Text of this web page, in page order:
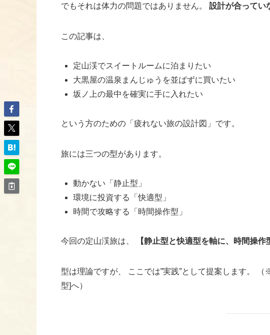
でもそれは体力の問題ではありません。 設計が合ってい
この記事は、
定山渓でスイートルームに泊まりたい
大黒屋の温泉まんじゅうを並ばずに買いたい
坂ノ上の最中を確実に手に入れたい
という方のための「疲れない旅の設計図」です。
旅には三つの型があります。
動かない「静止型」
環境に投資する「快適型」
時間で攻略する「時間操作型」
今回の定山渓旅は、 【静止型と快適型を軸に、時間操作
型は理論ですが、 ここでは”実践”として提案します。
型]へ）